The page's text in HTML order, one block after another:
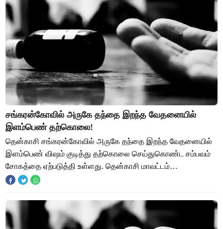
சங்கரன்கோவில் அருகே தந்தை இறந்த வேதனையில்
இளம்பெண் தற்கொலை!
தென்காசி சங்கரன்கோவில் அருகே தந்தை இறந்த வேதனையில்
இளம்பெண் விஷம் குடித்து தற்கொலை செய்துகொண்ட சம்பவம்
சோகத்தை ஏற்படுத்தி உள்ளது. தென்காசி மாவட்டம்
சங்கரன்கோவில் அருகே சின்ன கோவிலாங்குளத்தை சேர்ந்தவர